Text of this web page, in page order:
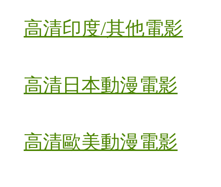
高清印度/其他電影
高清日本動漫電影
高清歐美動漫電影